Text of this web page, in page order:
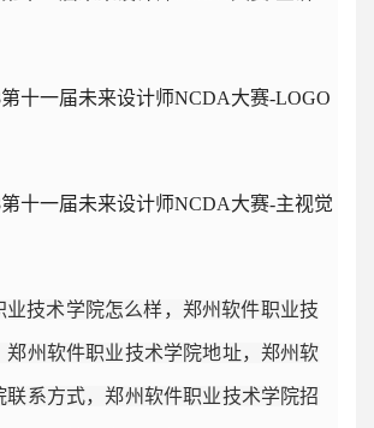
第十一届未来设计师NCDA大赛-LOGO
第十一届未来设计师NCDA大赛-主视觉
业技术学院怎么样，郑州软件职业技
郑州软件职业技术学院地址，郑州软
联系方式，郑州软件职业技术学院招